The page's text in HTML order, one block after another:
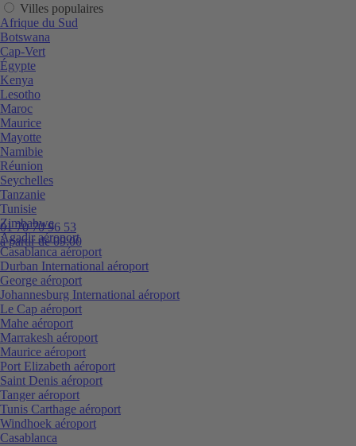
01 70 70 96 53
à partir de 09:00
Villes populaires
Afrique du Sud
Botswana
Cap-Vert
Égypte
Kenya
Lesotho
Maroc
Maurice
Mayotte
Namibie
Réunion
Seychelles
Tanzanie
Tunisie
Zimbabwe
Agadir aéroport
Casablanca aéroport
Durban International aéroport
George aéroport
Johannesburg International aéroport
Le Cap aéroport
Mahe aéroport
Marrakesh aéroport
Maurice aéroport
Port Elizabeth aéroport
Saint Denis aéroport
Tanger aéroport
Tunis Carthage aéroport
Windhoek aéroport
Casablanca